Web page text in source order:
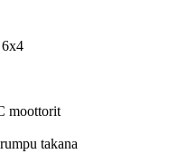
moottorit
takana